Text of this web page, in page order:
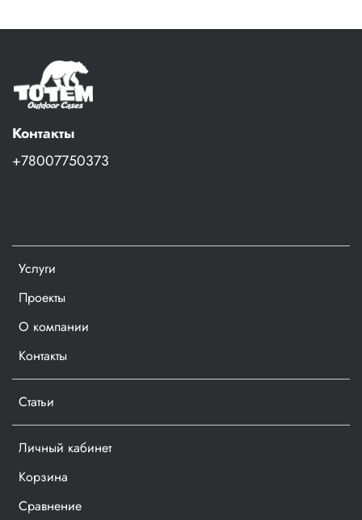
Услуги
Проекты
О компании
Контакты
Статьи
Личный кабинет
Корзина
Сравнение
Контакты
+78007750373